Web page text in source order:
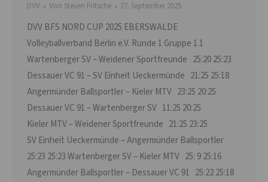
DVV Von Steven Fritsche 27. September 2025
DVV BFS NORD CUP 2025 EBERSWALDE
Volleyballverband Berlin e.V. Runde 1 Gruppe 1.1
Wartenberger SV – Weidener Sportfreunde 25:20 25:23
Dessauer VC 91 – SV Einheit Ueckermünde 21:25 25:18
Angermünder Ballsportler – Kieler MTV 23:25 20:25
Dessauer VC 91 – Wartenberger SV 11:25 20:25
Kieler MTV – Weidener Sportfreunde 21:25 23:25
SV Einheit Ueckermünde – Angermünder Ballsportler
25:23 25:23 Wartenberger SV – Kieler MTV 25: 9 25:16
Angermünder Ballsportler – Dessauer VC 91 25:22 25:18